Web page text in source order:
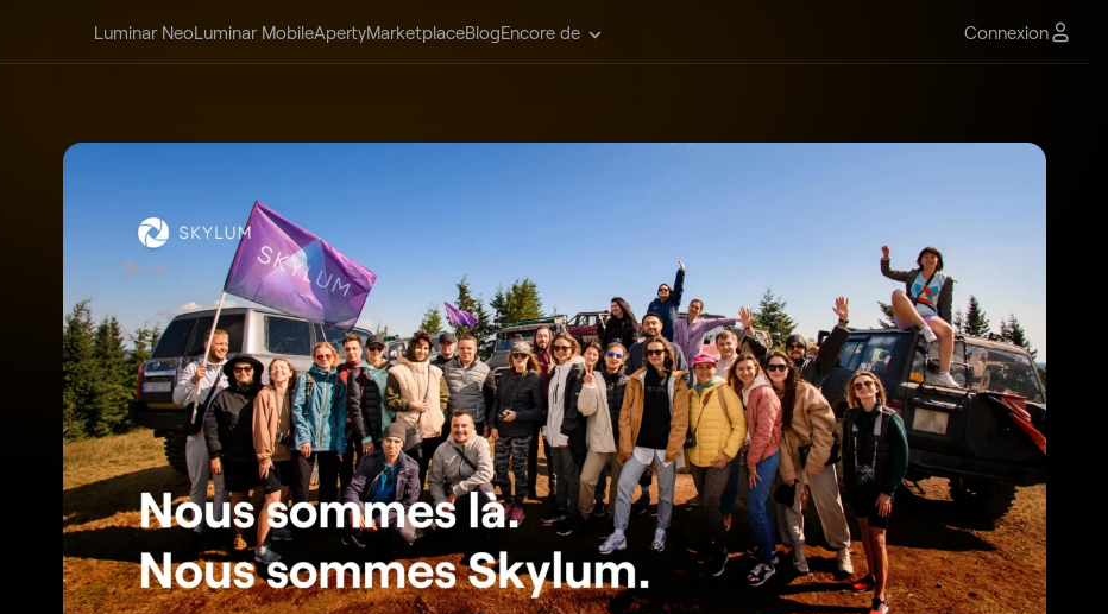
Luminar NeoLuminar MobileApertyMarketplaceBlogEncore de Connexion